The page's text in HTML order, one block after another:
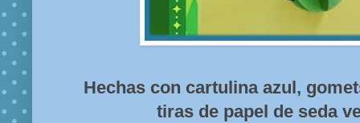
Hechas con cartulina azul,
tiras de papel de seda